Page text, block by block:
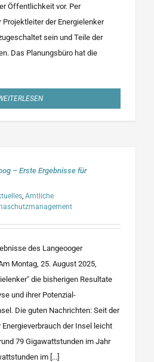
Öffentlichkeit vor. Per
der Energielenker
sein und Teile der
Das Planungsbüro hat die
– Erste Ergebnisse für
, Amtliche
des Langeooger
Montag, 25. August 2025,
die bisherigen Resultate
und ihrer Potenzial-
Die guten Nachrichten: Seit der
der Insel leicht
79 Gigawattstunden im Jahr
im [...]